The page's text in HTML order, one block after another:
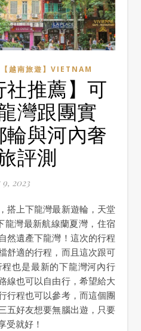
【越南旅遊】VIETNAM
社推薦】可
灣跟團實
與河內奢
評測
9, 2023
龍灣最新航線蘭夏灣，住宿
然遺產下龍灣！這次的行程
舒適的行程，而且這次跟可
也是最新的下龍灣河內行
線也可以自由行，希望給大
行程也可以參考，而這個團
五好友想要無腦出遊，只要
受就好！